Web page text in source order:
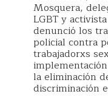
Mosquera,
LGBT y
denunció los
policial contra
trabajadorxs
la eliminación
discriminación